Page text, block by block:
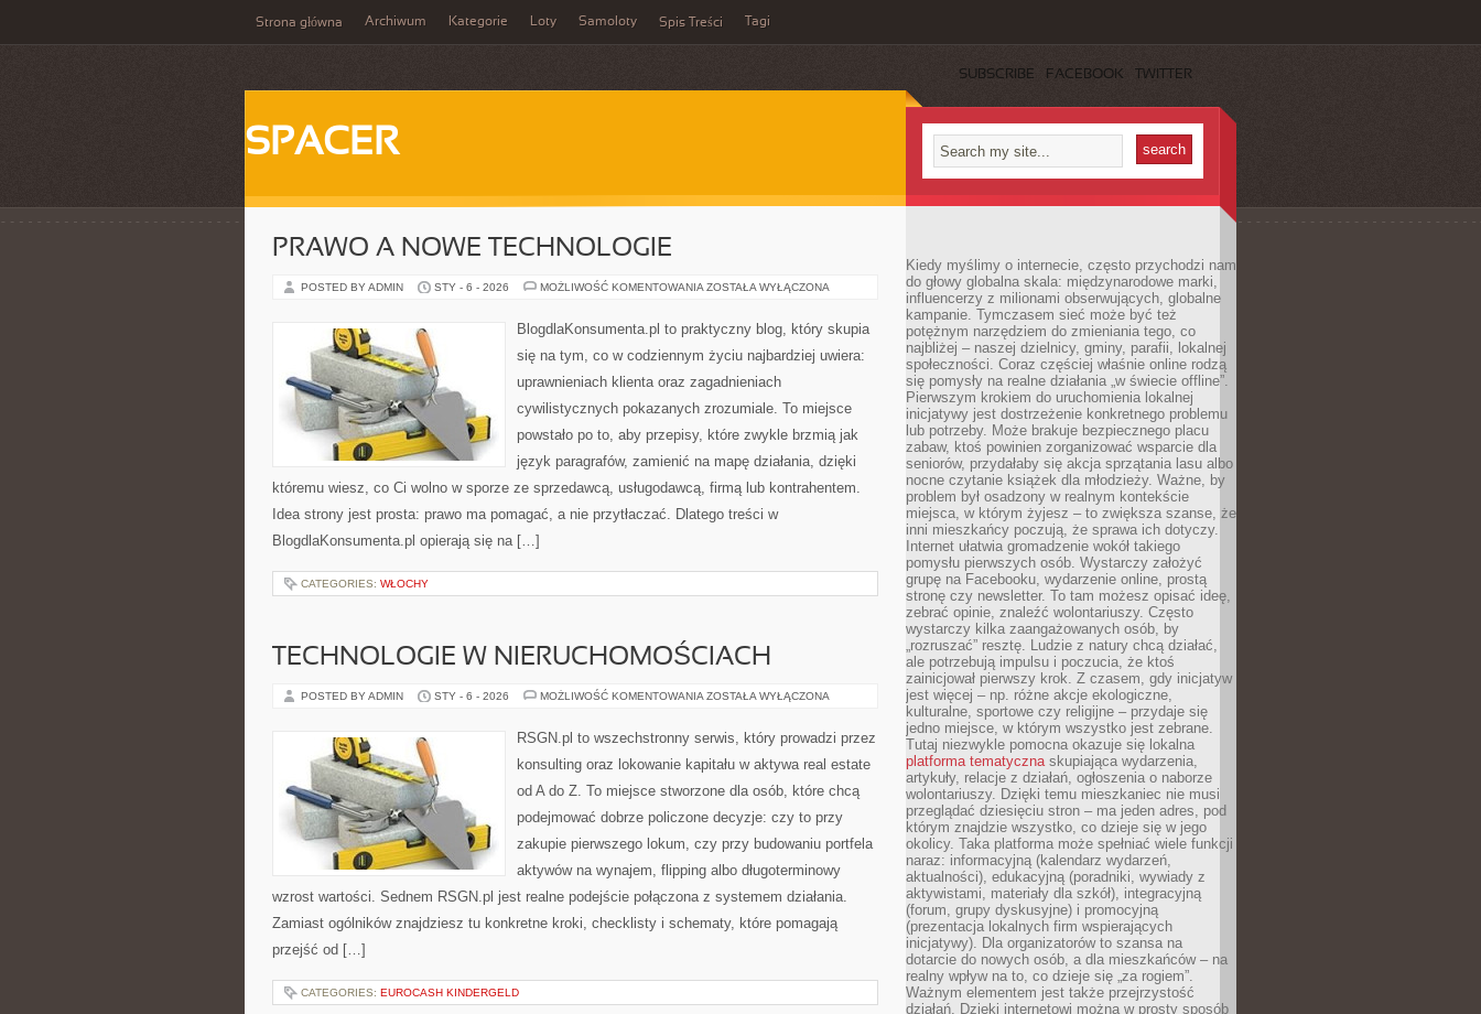
Strona główna Archiwum Kategorie Loty Samoloty Spis Treści Tagi
SUBSCRIBE FACEBOOK TWITTER
SPACER
PRAWO A NOWE TECHNOLOGIE
POSTED BY ADMIN STY - 6 - 2026 MOŻLIWOŚĆ KOMENTOWANIA PRAWO
TECHNOLOGIE
ZOSTAŁA WYŁĄCZONA
BlogdlaKonsumenta.pl to praktyczny blog, który skupia
się na tym, co w codziennym życiu najbardziej uwiera:
uprawnieniach klienta oraz zagadnieniach
cywilistycznych pokazanych zrozumiale. To miejsce
powstało po to, aby przepisy, które zwykle brzmią jak
język paragrafów, zamienić na mapę działania, dzięki
któremu wiesz, co Ci wolno w sporze ze sprzedawcą, usługodawcą, firmą lub kontrahentem.
Idea strony jest prosta: prawo ma pomagać, a nie przytłaczać. Dlatego treści w
BlogdlaKonsumenta.pl opierają się na […]
CATEGORIES: WŁOCHY
TECHNOLOGIE W NIERUCHOMOŚCIACH
POSTED BY ADMIN STY - 6 - 2026 MOŻLIWOŚĆ KOMENTOWANIA TECHNOLOGIE
ZOSTAŁA WYŁĄCZONA
RSGN.pl to wszechstronny serwis, który prowadzi przez
konsulting oraz lokowanie kapitału w aktywa real estate
od A do Z. To miejsce stworzone dla osób, które chcą
podejmować dobrze policzone decyzje: czy to przy
zakupie pierwszego lokum, czy przy budowaniu portfela
aktywów na wynajem, flipping albo długoterminowy
wzrost wartości. Sednem RSGN.pl jest realne podejście połączona z systemem działania.
Zamiast ogólników znajdziesz tu konkretne kroki, checklisty i schematy, które pomagają
przejść od […]
CATEGORIES: EUROCASH KINDERGELD
Kiedy myślimy o internecie, często przychodzi nam
do głowy globalna skala: międzynarodowe marki,
influencerzy z milionami obserwujących, globalne
kampanie. Tymczasem sieć może być też
potężnym narzędziem do zmieniania tego, co
najbliżej – naszej dzielnicy, gminy, parafii, lokalnej
społeczności. Coraz częściej właśnie online rodzą
się pomysły na realne działania „w świecie offline”.
Pierwszym krokiem do uruchomienia lokalnej
inicjatywy jest dostrzeżenie konkretnego problemu
lub potrzeby. Może brakuje bezpiecznego placu
zabaw, ktoś powinien zorganizować wsparcie dla
seniorów, przydałaby się akcja sprzątania lasu albo
nocne czytanie książek dla młodzieży. Ważne, by
problem był osadzony w realnym kontekście
miejsca, w którym żyjesz – to zwiększa szanse, że
inni mieszkańcy poczują, że sprawa ich dotyczy.
Internet ułatwia gromadzenie wokół takiego
pomysłu pierwszych osób. Wystarczy założyć
grupę na Facebooku, wydarzenie online, prostą
stronę czy newsletter. To tam możesz opisać ideę,
zebrać opinie, znaleźć wolontariuszy. Często
wystarczy kilka zaangażowanych osób, by
„rozruszać” resztę. Ludzie z natury chcą działać,
ale potrzebują impulsu i poczucia, że ktoś
zainicjował pierwszy krok. Z czasem, gdy inicjatyw
jest więcej – np. różne akcje ekologiczne,
kulturalne, sportowe czy religijne – przydaje się
jedno miejsce, w którym wszystko jest zebrane.
Tutaj niezwykle pomocna okazuje się lokalna
platforma tematycznaskupiająca wydarzenia,
artykuły, relacje z działań, ogłoszenia o naborze
wolontariuszy. Dzięki temu mieszkaniec nie musi
przeglądać dziesięciu stron – ma jeden adres, pod
którym znajdzie wszystko, co dzieje się w jego
okolicy. Taka platforma może spełniać wiele funkcji
naraz: informacyjną (kalendarz wydarzeń,
aktualności), edukacyjną (poradniki, wywiady z
aktywistami, materiały dla szkół), integracyjną
(forum, grupy dyskusyjne) i promocyjną
(prezentacja lokalnych firm wspierających
inicjatywy). Dla organizatorów to szansa na
dotarcie do nowych osób, a dla mieszkańców – na
realny wpływ na to, co dzieje się „za rogiem”.
Ważnym elementem jest także przejrzystość
działań. Dzięki internetowi można w prosty sposób